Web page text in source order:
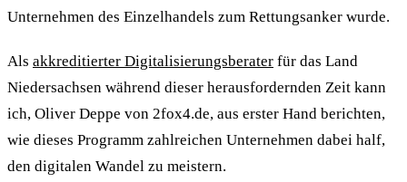
Unternehmen des Einzelhandels zum Rettungsanker wurde.
Als akkreditierter Digitalisierungsberater für das Land
Niedersachsen während dieser herausfordernden Zeit kann
ich, Oliver Deppe von 2fox4.de, aus erster Hand berichten,
wie dieses Programm zahlreichen Unternehmen dabei half,
den digitalen Wandel zu meistern.